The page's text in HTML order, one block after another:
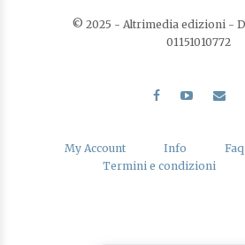
© 2025 - Altrimedia edizioni -
01151010772
My Account Info Faq
Termini e condizioni